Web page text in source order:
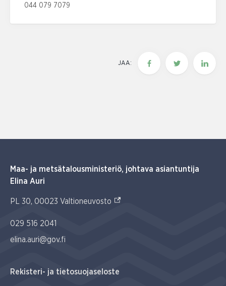
Puhelinnumero:
044 079 7079
JAA:
Maa- ja metsätalousministeriö, johtava asiantuntija
Elina Auri
PL 30, 00023 Valtioneuvosto (Ulkoinen linkki)
029 516 2041
elina.auri@gov.fi
Rekisteri- ja tietosuojaseloste